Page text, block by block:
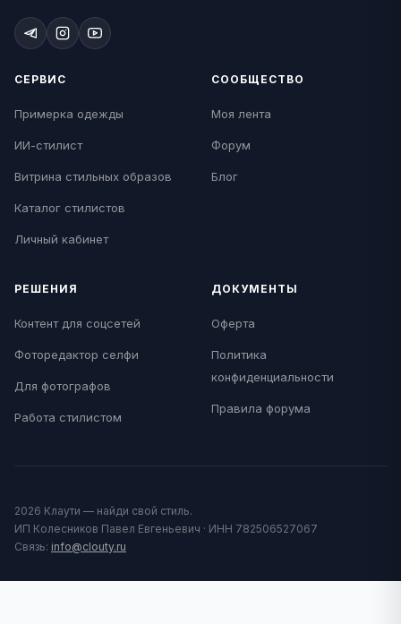
СЕРВИС
Примерка одежды
ИИ-стилист
Витрина стильных образов
Каталог стилистов
Личный кабинет
СООБЩЕСТВО
Моя лента
Форум
Блог
РЕШЕНИЯ
Контент для соцсетей
Фоторедактор селфи
Для фотографов
Работа стилистом
ДОКУМЕНТЫ
Оферта
Политика
конфиденциальности
Правила форума
2026 Клаути — найди свой стиль.
ИП Колесников Павел Евгеньевич · ИНН 782506527067
Связь: info@clouty.ru